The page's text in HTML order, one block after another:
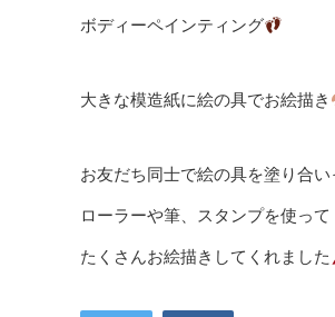
ボディーペインティング
大きな模造紙に絵の具でお絵描き
お友だち同士で絵の具を塗り合い
ローラーや筆、スタンプを使って
たくさんお絵描きしてくれました